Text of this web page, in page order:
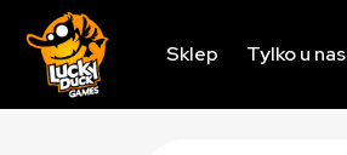
Sklep Tylko u nas